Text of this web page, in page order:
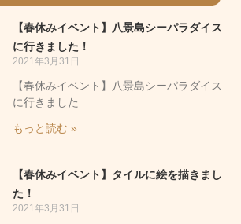
【春休みイベント】八景島シーパラダイス
に行きました！
2021年3月31日
【春休みイベント】八景島シーパラダイス
に行きました
もっと読む »
【春休みイベント】タイルに絵を描きまし
た！
2021年3月31日
ペ
ー
ジ
ペ
ー
ジ